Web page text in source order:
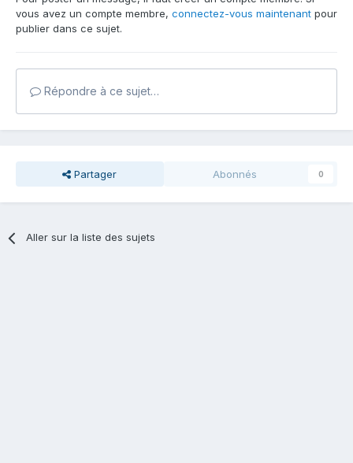
vous avez un compte membre, connectez-vous maintenant pour
publier dans ce sujet.
Répondre à ce sujet…
Partager Abonnés 0
Aller sur la liste des sujets